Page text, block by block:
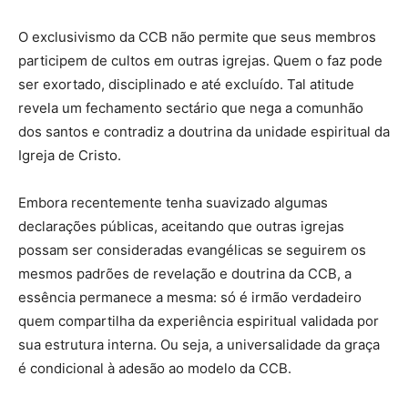
O exclusivismo da CCB não permite que seus membros
participem de cultos em outras igrejas. Quem o faz pode
ser exortado, disciplinado e até excluído. Tal atitude
revela um fechamento sectário que nega a comunhão
dos santos e contradiz a doutrina da unidade espiritual da
Igreja de Cristo.
Embora recentemente tenha suavizado algumas
declarações públicas, aceitando que outras igrejas
possam ser consideradas evangélicas se seguirem os
mesmos padrões de revelação e doutrina da CCB, a
essência permanece a mesma: só é irmão verdadeiro
quem compartilha da experiência espiritual validada por
sua estrutura interna. Ou seja, a universalidade da graça
é condicional à adesão ao modelo da CCB.